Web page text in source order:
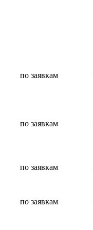
по заявкам
по заявкам
по заявкам
по заявкам